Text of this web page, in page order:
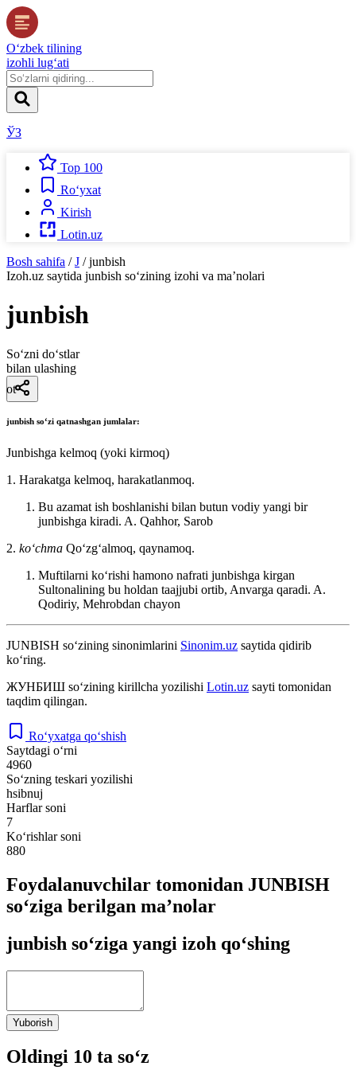
O‘zbek tilining
izohli lug‘ati
ЎЗ
Top 100
Ro‘yxat
Kirish
Lotin.uz
Bosh sahifa / J / junbish
Izoh.uz saytida junbish so‘zining izohi va ma’nolari
junbish
So‘zni do‘stlar
bilan ulashing
ot
junbish soʻzi qatnashgan jumlalar:
Junbishga kelmoq (yoki kirmoq)
1. Harakatga kelmoq, harakatlanmoq.
Bu azamat ish boshlanishi bilan butun vodiy yangi bir
junbishga kiradi. A. Qahhor, Sarob
2. koʻchma Qoʻzgʻalmoq, qaynamoq.
Muftilarni koʻrishi hamono nafrati junbishga kirgan
Sultonalining bu holdan taajjubi ortib, Anvarga qaradi. A.
Qodiriy, Mehrobdan chayon
JUNBISH so‘zining sinonimlarini Sinonim.uz saytida qidirib
ko‘ring.
ЖУНБИШ so‘zining kirillcha yozilishi Lotin.uz sayti tomonidan
taqdim qilingan.
Ro‘yxatga qo‘shish
Saytdagi o‘rni
4960
So‘zning teskari yozilishi
hsibnuj
Harflar soni
7
Ko‘rishlar soni
880
Foydalanuvchilar tomonidan JUNBISH
so‘ziga berilgan ma’nolar
junbish so‘ziga yangi izoh qo‘shing
Yuborish
Oldingi 10 ta so‘z